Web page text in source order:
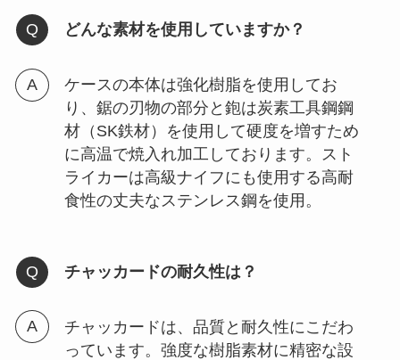
どんな素材を使用していますか？
ケースの本体は強化樹脂を使用してお
り、鋸の刃物の部分と鉋は炭素工具鋼鋼
材（SK鉄材）を使用して硬度を増すため
に高温で焼入れ加工しております。スト
ライカーは高級ナイフにも使用する高耐
食性の丈夫なステンレス鋼を使用。
チャッカードの耐久性は？
チャッカードは、品質と耐久性にこだわ
っています。強度な樹脂素材に精密な設